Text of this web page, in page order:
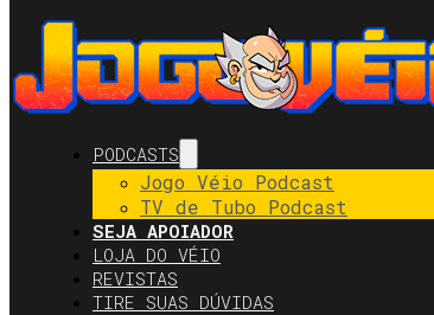
PODCASTS
Jogo Véio Podcast
TV de Tubo Podcast
SEJA APOIADOR
LOJA DO VÉIO
REVISTAS
TIRE SUAS DÚVIDAS